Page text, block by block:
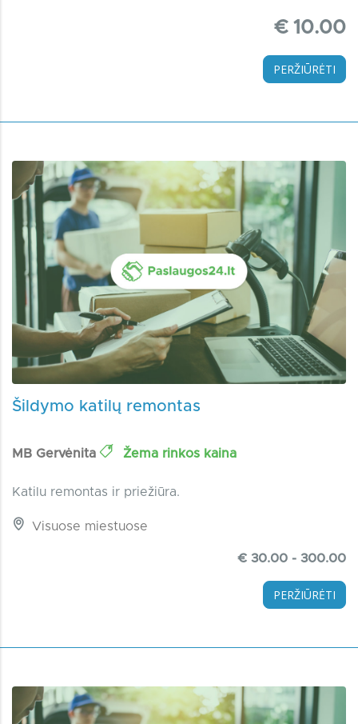
€ 10.00
PERŽIŪRĖTI
Šildymo katilų remontas
MB Gervėnita Žema rinkos kaina
Katilu remontas ir priežiūra.
Visuose miestuose
€ 30.00 - 300.00
PERŽIŪRĖTI